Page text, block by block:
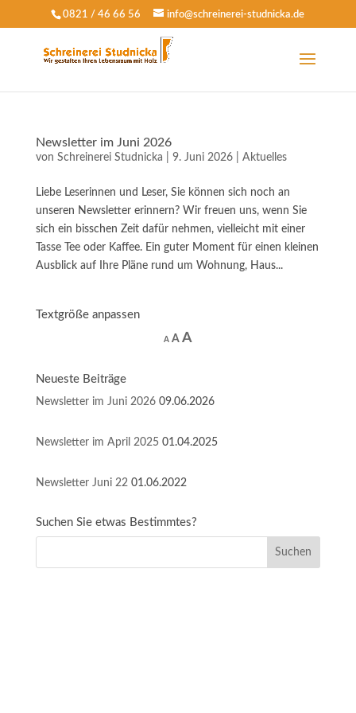
0821 / 46 66 56 info@schreinerei-studnicka.de
Newsletter im Juni 2026
von Schreinerei Studnicka 9. Juni 2026| Aktuelles
Liebe Leserinnen und Leser, Sie können sich noch an
unseren Newsletter erinnern? Wir freuen uns, wenn Sie
sich ein bisschen Zeit dafür nehmen, vielleicht mit einer
Tasse Tee oder Kaffee. Ein guter Moment für einen kleinen
Ausblick auf Ihre Pläne rund um Wohnung, Haus...
Textgröße anpassen
ADecrease
AReset
AIncrease
Neueste Beiträge
Newsletter im Juni 2026 09.06.2026
Newsletter im April 2025 01.04.2025
Newsletter Juni 22 01.06.2022
Suchen Sie etwas Bestimmtes?